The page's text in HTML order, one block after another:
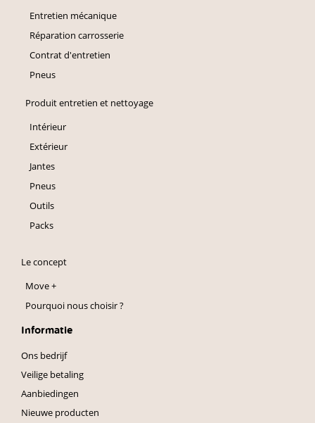
Entretien mécanique
Réparation carrosserie
Contrat d'entretien
Pneus
Produit entretien et nettoyage
Intérieur
Extérieur
Jantes
Pneus
Outils
Packs
Le concept
Move +
Pourquoi nous choisir ?
Informatie
Ons bedrijf
Veilige betaling
Aanbiedingen
Nieuwe producten